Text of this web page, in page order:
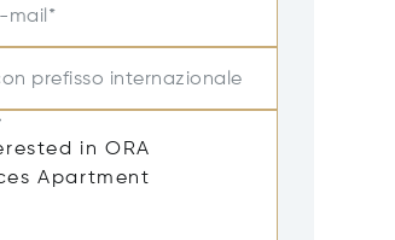
mail*
prefisso internazionale